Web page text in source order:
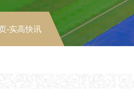
-实高快讯